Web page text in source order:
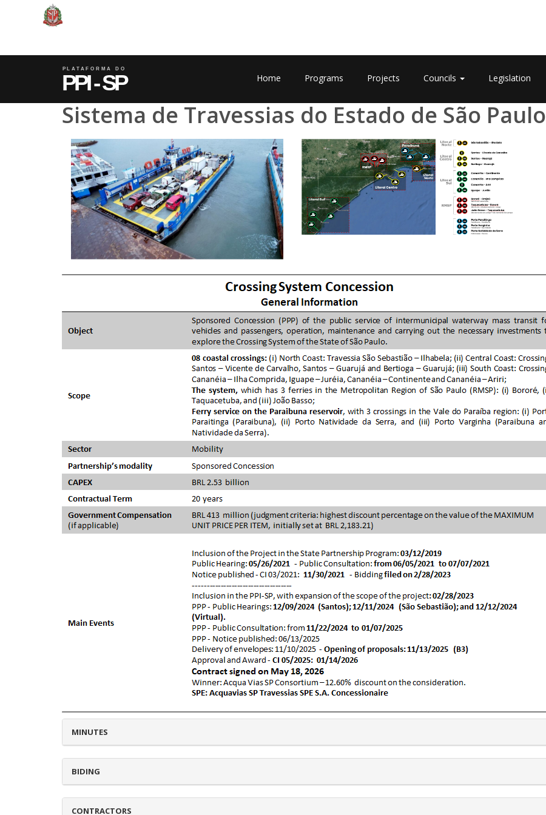
Home Programs Projects Councils Legislation
Sistema de Travessias do Estado de São Paulo
MINUTES
BIDING
CONTRACTORS